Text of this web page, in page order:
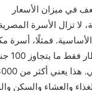
في ميزان الأسعار
لا تزال الأسرة
والعشاء والسكن